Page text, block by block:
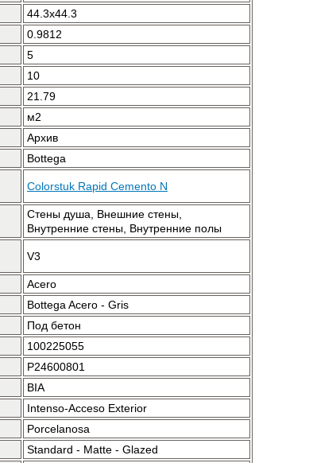
44.3x44.3
0.9812
5
10
21.79
м2
Архив
Bottega
Colorstuk Rapid Cemento N
Стены душа, Внешние стены,
Внутренние стены, Внутренние полы
V3
Acero
Bottega Acero - Gris
Под бетон
100225055
P24600801
BIA
Intenso-Acceso Exterior
Porcelanosa
Standard - Matte - Glazed